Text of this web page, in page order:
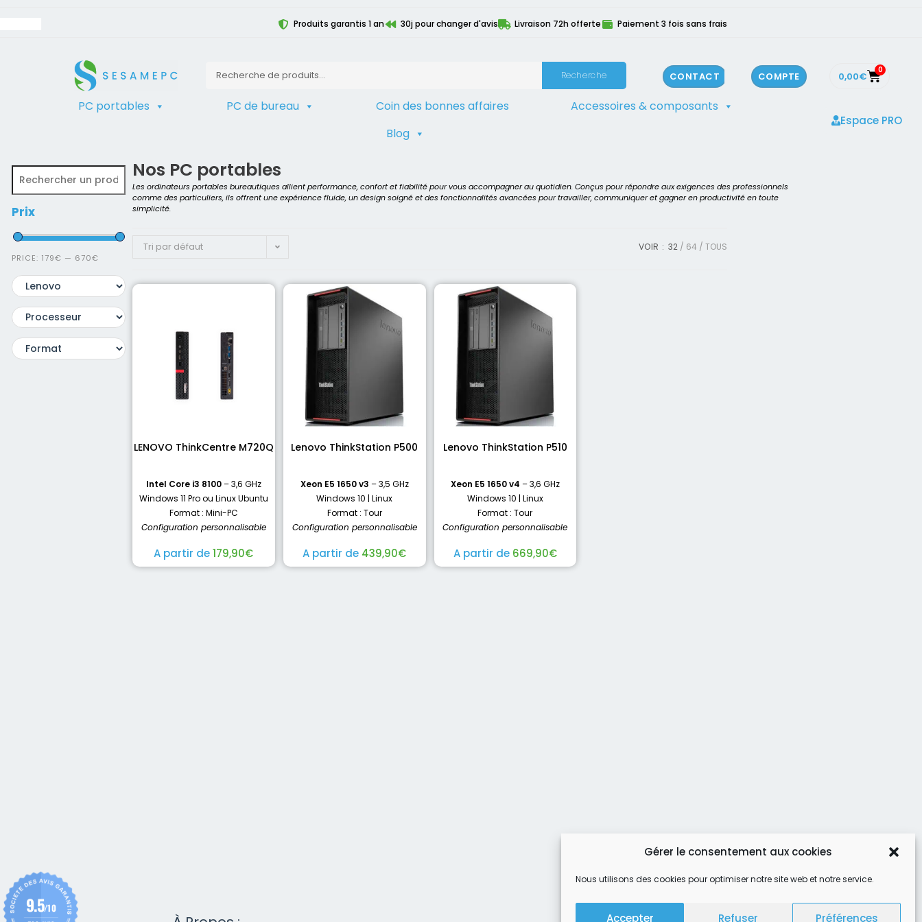
Gérer le consentement aux cookies
Nous utilisons des cookies pour optimiser notre site web et notre service.
Accepter Refuser Préférences
Produits garantis 1 an 30j pour changer d'avis Livraison 72h offerte Paiement 3 fois sans frais
Recherche CONTACT COMPTE 0,00€ 0
PC portables PC de bureau Coin des bonnes affaires
Accessoires & composants
Blog
Espace PRO
Prix
PRICE: 179€ — 670€
Nos PC portables
Les ordinateurs portables bureautiques allient performance, confort et fiabilité pour vous accompagner au quotidien. Conçus pour répondre aux exigences des professionnels
comme des particuliers, ils offrent une expérience fluide, un design soigné et des fonctionnalités avancées pour travailler, communiquer et gagner en productivité en toute
simplicité.
Tri par défaut VOIR : 32 64 TOUS
LENOVO ThinkCentre M720Q
Intel Core i3 8100– 3,6 GHz
Windows 11 Pro ou Linux Ubuntu
Format : Mini-PC
Configuration personnalisable
A partir de179,90€
Lenovo ThinkStation P500
Xeon E5 1650 v3 – 3,5 GHz
Windows 10 | Linux
Format : Tour
Configuration personnalisable
A partir de 439,90€
Lenovo ThinkStation P510
Xeon E5 1650 v4 – 3,6 GHz
Windows 10 | Linux
Format : Tour
Configuration personnalisable
A partir de 669,90€
9.5/10